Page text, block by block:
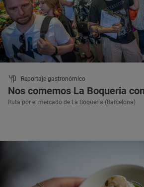
Reportaje gastronómico
Nos comemos La Boqueria
Ruta por el mercado de La Boqueria (Barcelona)